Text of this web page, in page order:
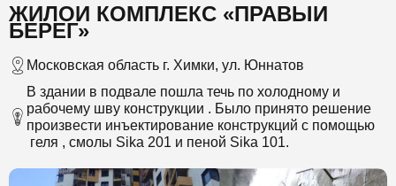
короткие сроки и без остановки работы здания был
выбран метод распыления с применением
распыления наносили смолу Sika на фундамент. Этот
состав обладает повышенной текучестью, в результате
чего были заполнены все мельчайшие дефекты и
микротрещины. Данный способ обеспечивает
продолжительный срок службы такой защиты и о
протечках в деформационных швах можно будет забыть
ЖИЛОЙ КОМПЛЕКС «ПРАВЫЙ
БЕРЕГ»
Московская область г. Химки, ул. Юннатов
В здании в подвале пошла течь по холодному и
рабочему шву конструкции . Было принято решение
произвести инъектирование конструкций с помощью
геля , смолы Sika 201 и пеной Sika 101.